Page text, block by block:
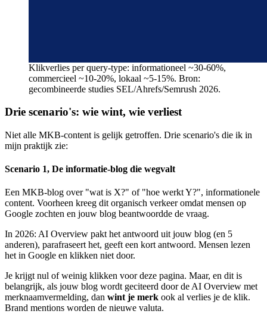
Klikverlies per query-type: informationeel ~30-60%,
commercieel ~10-20%, lokaal ~5-15%. Bron:
gecombineerde studies SEL/Ahrefs/Semrush 2026.
Drie scenario's: wie wint, wie verliest
Niet alle MKB-content is gelijk getroffen. Drie scenario's die ik in
mijn praktijk zie:
Scenario 1, De informatie-blog die wegvalt
Een MKB-blog over "wat is X?" of "hoe werkt Y?", informationele
content. Voorheen kreeg dit organisch verkeer omdat mensen op
Google zochten en jouw blog beantwoordde de vraag.
In 2026: AI Overview pakt het antwoord uit jouw blog (en 5
anderen), parafraseert het, geeft een kort antwoord. Mensen lezen
het in Google en klikken niet door.
Je krijgt nul of weinig klikken voor deze pagina. Maar, en dit is
belangrijk, als jouw blog wordt geciteerd door de AI Overview met
merknaamvermelding, dan wint je merk ook al verlies je de klik.
Brand mentions worden de nieuwe valuta.